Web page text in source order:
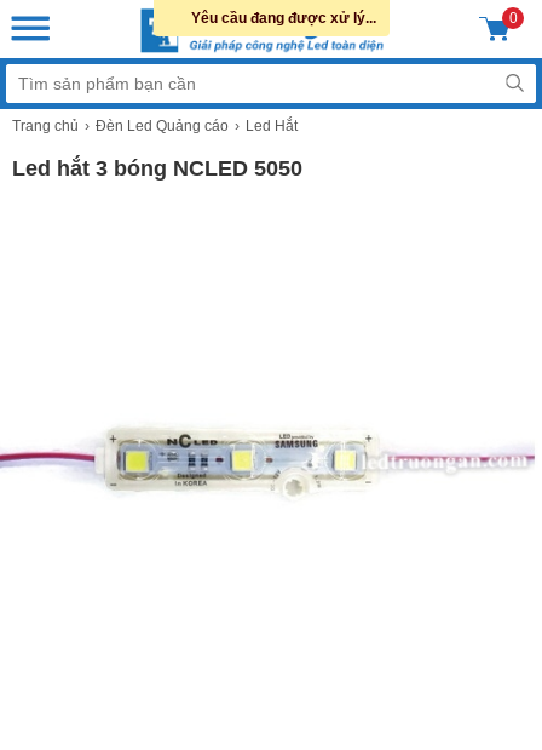
0
Trang chủ Đèn Led Quảng cáo Led Hắt
Led hắt 3 bóng NCLED 5050
Yêu cầu đang được xử lý...